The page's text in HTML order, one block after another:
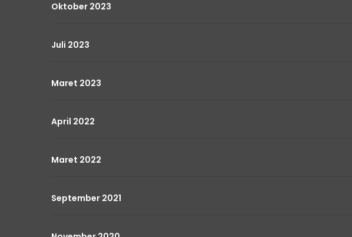
Oktober 2023
Juli 2023
Maret 2023
April 2022
Maret 2022
September 2021